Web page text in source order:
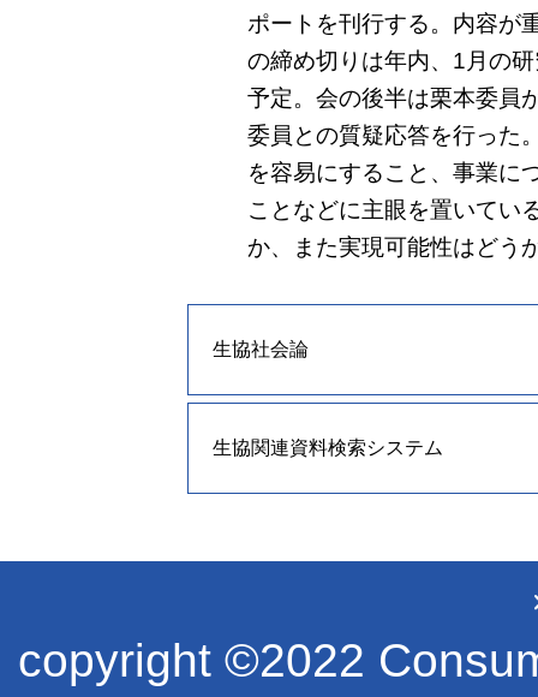
ポートを刊行する。内容が
の締め切りは年内、1月の
予定。会の後半は栗本委員
委員との質疑応答を行った
を容易にすること、事業に
ことなどに主眼を置いてい
か、また実現可能性はどう
生協社会論
生協関連資料検索システム
copyright ©2022